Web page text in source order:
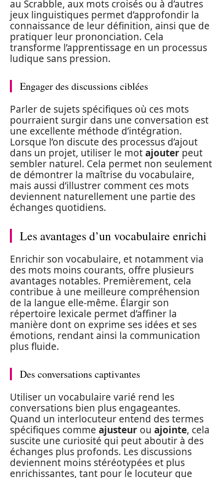
au Scrabble, aux mots croisés ou à d’autres
jeux linguistiques permet d’approfondir la
connaissance de leur définition, ainsi que de
pratiquer leur prononciation. Cela
transforme l’apprentissage en un processus
ludique sans pression.
Engager des discussions ciblées
Parler de sujets spécifiques où ces mots
pourraient surgir dans une conversation est
une excellente méthode d’intégration.
Lorsque l’on discute des processus d’ajout
dans un projet, utiliser le motajouter peut
sembler naturel. Cela permet non seulement
de démontrer la maîtrise du vocabulaire,
mais aussi d’illustrer comment ces mots
deviennent naturellement une partie des
échanges quotidiens.
Les avantages d’un vocabulaire enrichi
Enrichir son vocabulaire, et notamment via
des mots moins courants, offre plusieurs
avantages notables. Premièrement, cela
contribue à une meilleure compréhension
de la langue elle-même. Élargir son
répertoire lexicale permet d’affiner la
manière dont on exprime ses idées et ses
émotions, rendant ainsi la communication
plus fluide.
Des conversations captivantes
Utiliser un vocabulaire varié rend les
conversations bien plus engageantes.
Quand un interlocuteur entend des termes
spécifiques comme ajusteur ou ajointe, cela
suscite une curiosité qui peut aboutir à des
échanges plus profonds. Les discussions
deviennent moins stéréotypées et plus
enrichissantes, tant pour le locuteur que